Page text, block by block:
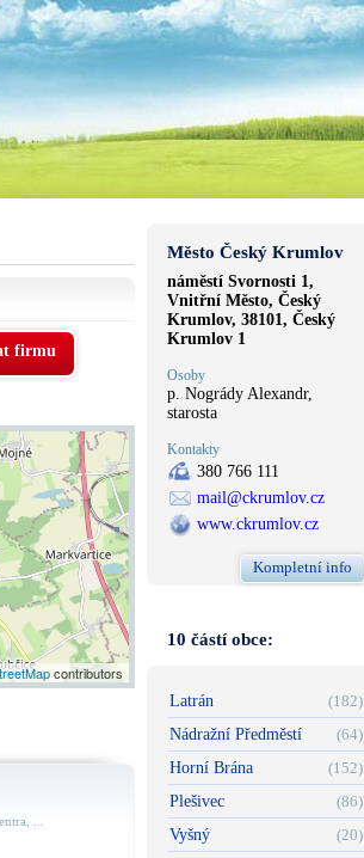
firmu
contributors
...
Město Český Krumlov
náměstí Svornosti 1,
Vnitřní Město, Český
Krumlov, 38101, Český
Krumlov 1
Osoby
p. Nogrády Alexandr,
starosta
Kontakty
380 766 111
mail@ckrumlov.cz
www.ckrumlov.cz
Kompletní info
10 částí obce:
Latrán
(182)
Nádražní Předměstí
(64)
Horní Brána
(152)
Plešivec
(86)
Vyšný
(20)